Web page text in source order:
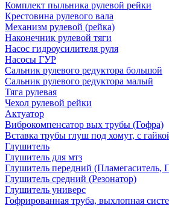
Комплект пыльника рулевой рейки
Крестовина рулевого вала
Механизм рулевой (рейка)
Наконечник рулевой тяги
Насос гидроусилителя руля
Насосы ГУР
Сальник рулевого редуктора большой
Сальник рулевого редуктора малый
Тяга рулевая
Чехол рулевой рейки
Актуатор
Виброкомпенсатор вых трубы (Гофра)
Вставка трубы глуш под хомут, с
Глушитель
Глушитель для мтз
Глушитель передний (Пламегаситель,
Глушитель средний (Резонатор)
Глушитель универс
Гофрированная труба, выхлопная